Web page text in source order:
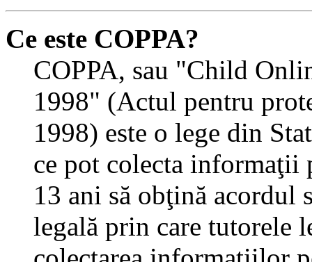
Ce este COPPA?
COPPA, sau "Child
1998" (Actul pentru
1998) este o lege din
ce pot colecta informaţii
13 ani să obţină acordul
legală prin care tutorele